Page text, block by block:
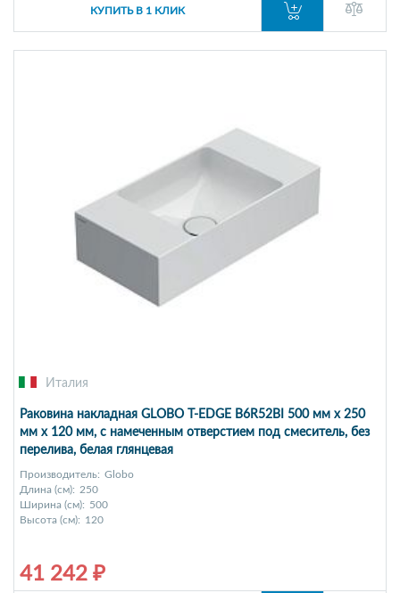
КУПИТЬ В 1 КЛИК
Италия
Раковина накладная GLOBO T-EDGE B6R52BI 500 мм х 250
мм х 120 мм, с намеченным отверстием под смеситель, без
перелива, белая глянцевая
Производитель: Globo
Длина (см): 250
Ширина (см): 500
Высота (см): 120
41 242 ₽